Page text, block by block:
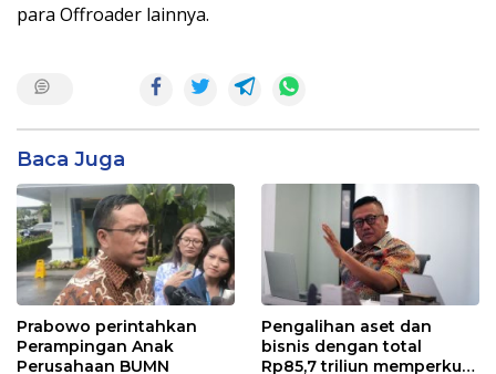
para Offroader lainnya.
Baca Juga
Prabowo perintahkan
Perampingan Anak
Perusahaan BUMN
Pengalihan aset dan
bisnis dengan total
Rp85,7 triliun memperkuat